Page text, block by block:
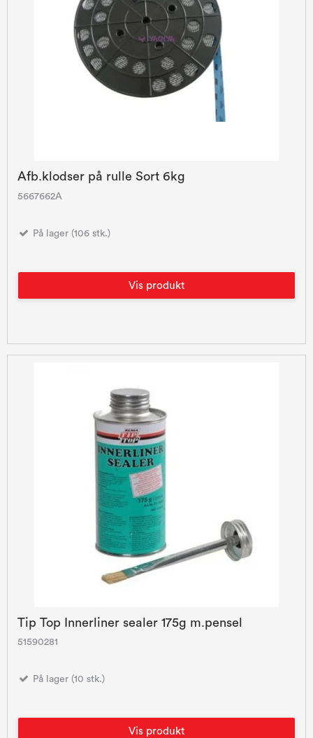
Afb.klodser på rulle Sort 6kg
5667662A
På lager (106 stk.)
Vis produkt
Tip Top Innerliner sealer 175g m.pensel
51590281
På lager (10 stk.)
Vis produkt